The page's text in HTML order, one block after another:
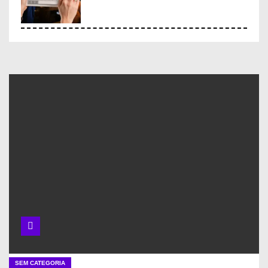
Projetos com dados abertos
SEM CATEGORIA